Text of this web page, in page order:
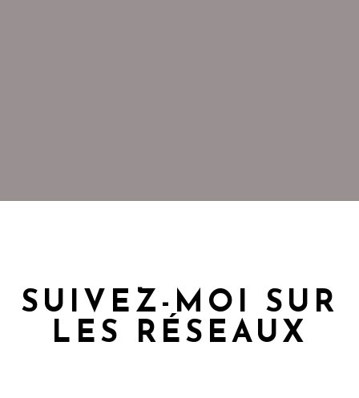
SUIVEZ-MOI SUR
LES RÉSEAUX